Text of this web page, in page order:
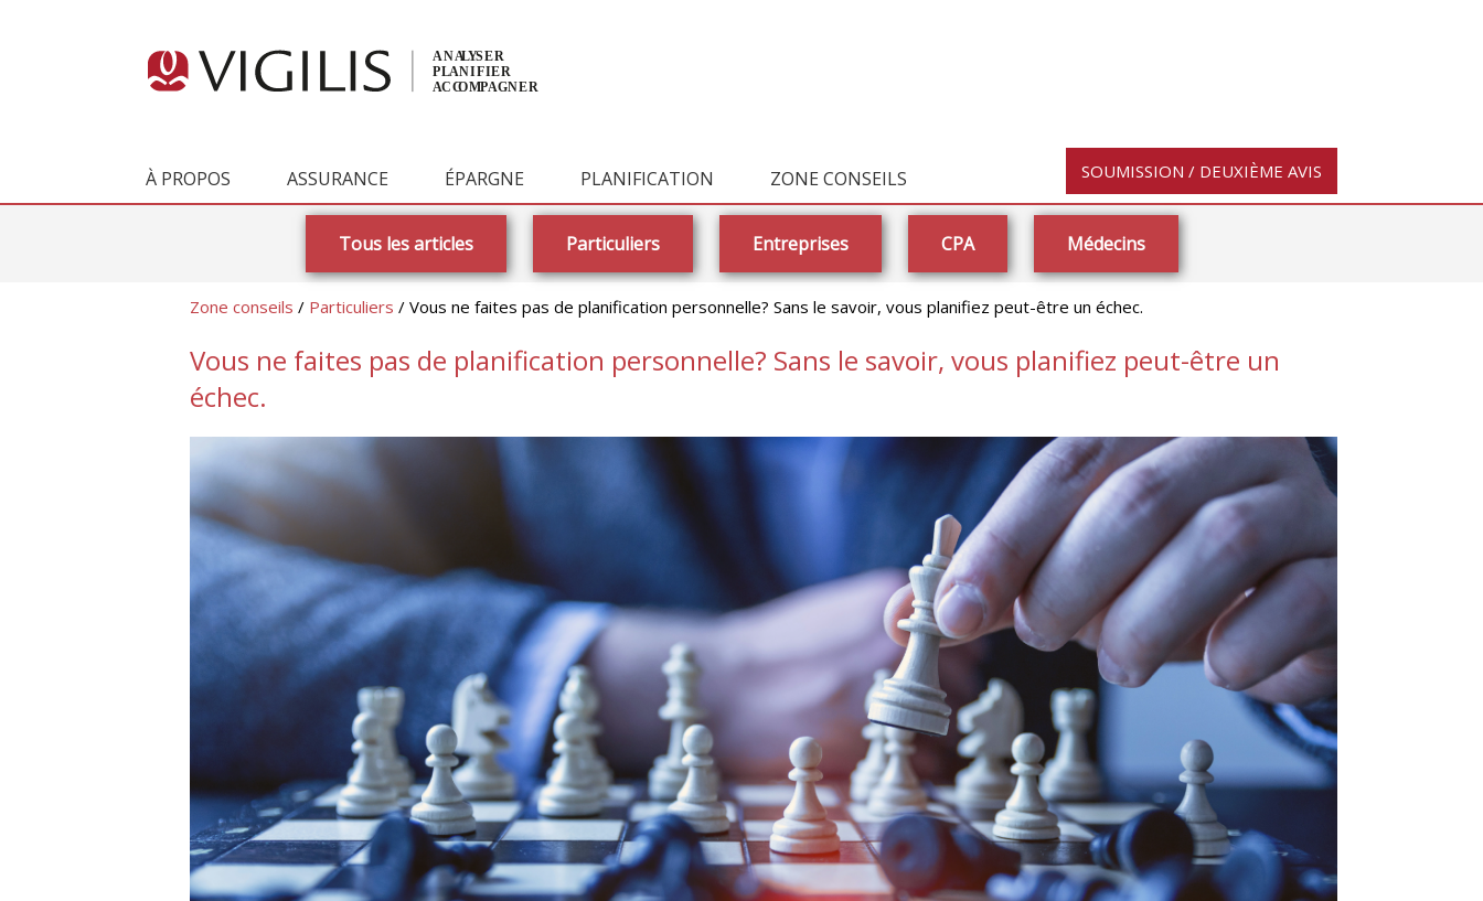
À PROPOS ASSURANCE ÉPARGNE PLANIFICATION ZONE CONSEILS SOUMISSION / DEUXIÈME AVIS
Tous les articles Particuliers Entreprises CPA Médecins
Zone conseils / Particuliers / Vous ne faites pas de planification personnelle? Sans le savoir, vous planifiez peut-être un échec.
Vous ne faites pas de planification personnelle? Sans le savoir, vous planifiez peut-être un
échec.